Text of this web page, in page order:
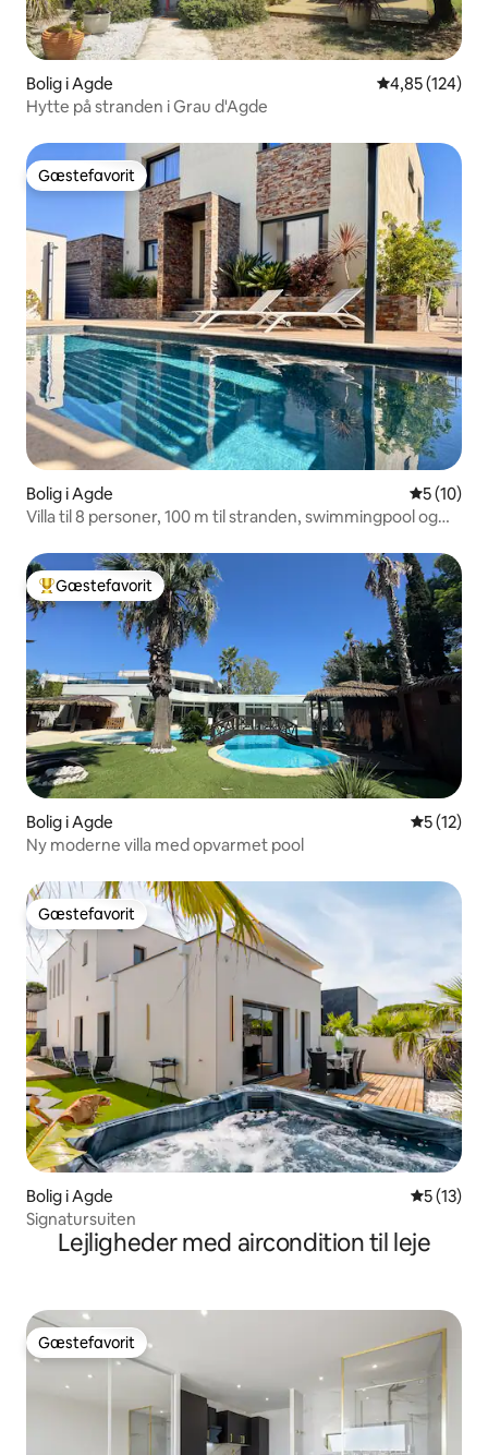
Bolig i Agde 4,85 ud af 5 i
4,85 (124)
Hytte på stranden i Grau d'Agde
Gæstefavorit
Gæstefavorit
Bolig i Agde 5 ud af 5 i
5 (10)
Villa til 8 personer, 100 m til stranden, swimmingpool og
Bedste gæstefavorit
Gæstefavorit
Bolig i Agde 5 ud af 5
5 (12)
Ny moderne villa med opvarmet pool
Gæstefavorit
Gæstefavorit
Bolig i Agde 5 ud af 5
5 (13)
Signatursuiten
Lejligheder med aircondition til leje
Gæstefavorit
Gæstefavorit